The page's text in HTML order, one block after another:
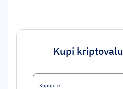
Kupi
Kupujete